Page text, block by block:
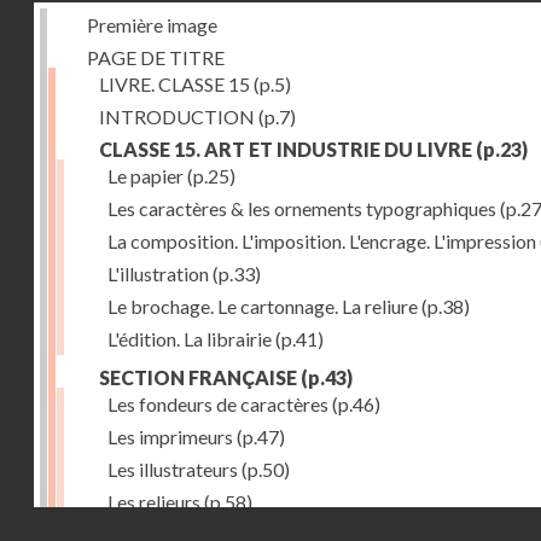
Première image
PAGE DE TITRE
LIVRE. CLASSE 15 (p.5)
INTRODUCTION (p.7)
CLASSE 15. ART ET INDUSTRIE DU LIVRE (p.23)
Le papier(p.25)
Les caractères & les ornements typographiques
La composition. L'imposition. L'encrage. L'impression
L'illustration(p.33)
Le brochage. Le cartonnage. La reliure(p.38)
L'édition. La librairie(p.41)
SECTION FRANÇAISE (p.43)
Les fondeurs de caractères (p.46)
Les imprimeurs (p.47)
Les illustrateurs (p.50)
Les relieurs (p.58)